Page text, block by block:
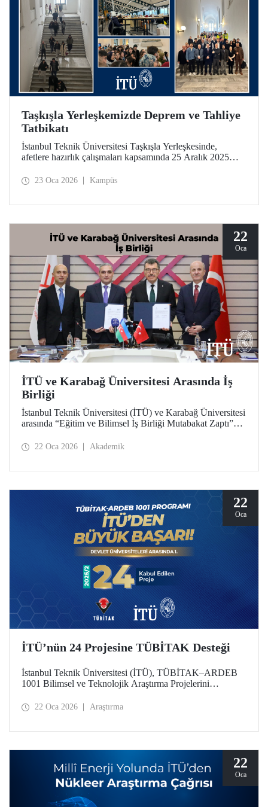
Taşkışla Yerleşkemizde Deprem ve Tahliye
Tatbikatı
İstanbul Teknik Üniversitesi Taşkışla Yerleşkesinde,
afetlere hazırlık çalışmaları kapsamında 25 Aralık 2025
olası bir deprem anında bina tahliye süreçlerinin
23 Oca 2026 Kampüs
22
Oca
İTÜ ve Karabağ Üniversitesi Arasında İş
Birliği
İstanbul Teknik Üniversitesi (İTÜ) ve Karabağ Üniversitesi
arasında “Eğitim ve Bilimsel İş Birliği Mutabakat Zaptı”
bilimsel çalışmalara, bilgi ve materyal paylaşımından çift
yükseköğretimde iş birliğini derinleştirmek ve bağları
22 Oca 2026 Akademik
22
Oca
İTÜ’nün 24 Projesine TÜBİTAK Desteği
İstanbul Teknik Üniversitesi (İTÜ), TÜBİTAK–ARDEB
1001 Bilimsel ve Teknolojik Araştırma Projelerini
değerlendirme sonuçlarına göre 24 projesiyle
22 Oca 2026 Araştırma
22
Oca